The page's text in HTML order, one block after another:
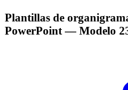
Plantillas de
PowerPoint— Modelo